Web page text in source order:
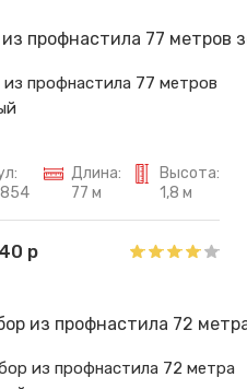
профнастила 77 метров
Длина:
77 м
Высота:
1,8 м
р
из профнастила 72 метра